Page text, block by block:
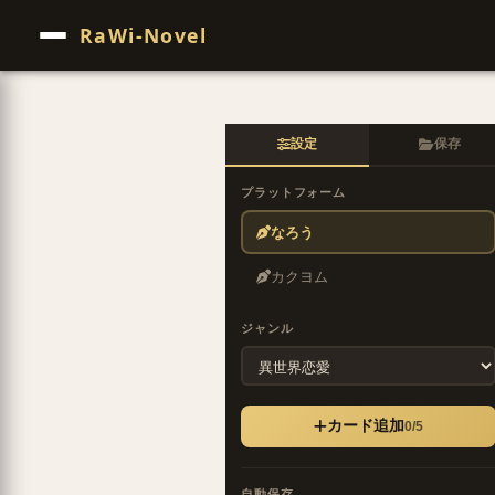
RaWi-Novel
設定 保存
プラットフォーム
なろう
カクヨム
ジャンル
カード追加0/5